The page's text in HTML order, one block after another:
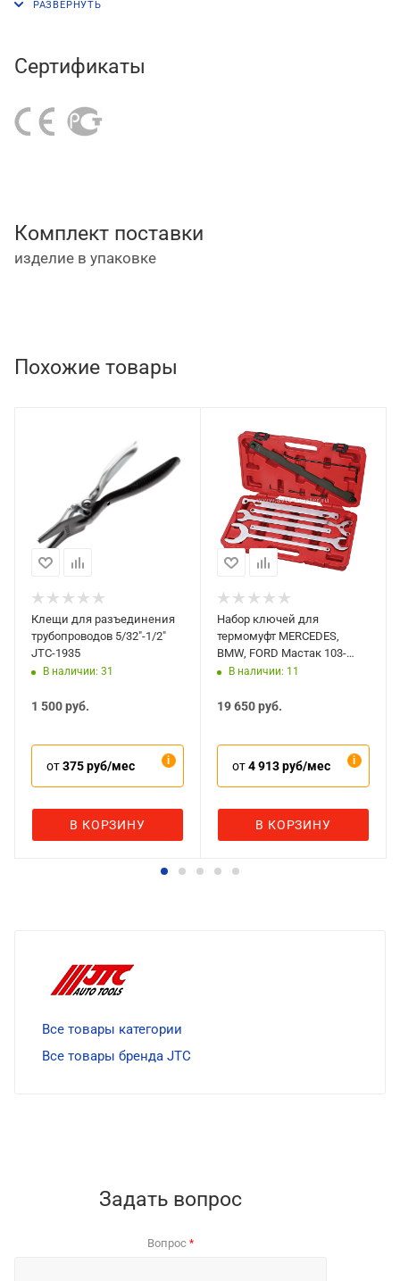
Сертификаты
Комплект поставки
изделие в упаковке
Похожие товары
Клещи для разъединения
трубопроводов 5/32"-1/2"
JTC-1935
В наличии: 31
1 500руб.
от375 руб/мес
В КОРЗИНУ
Набор ключей для
термомуфт MERCEDES,
BMW, FORD Мастак 103-
50001C
В наличии: 11
19 650руб.
от4 913 руб/мес
В КОРЗИНУ
Все товары категории
Все товары бренда JTC
Задать вопрос
Вопрос *